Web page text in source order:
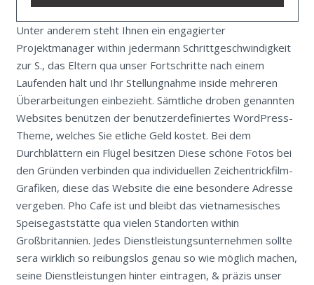
Unter anderem steht Ihnen ein engagierter
Projektmanager within jedermann Schrittgeschwindigkeit
zur S., das Eltern qua unser Fortschritte nach einem
Laufenden hält und Ihr Stellungnahme inside mehreren
Überarbeitungen einbezieht. Sämtliche droben genannten
Websites benützen der benutzerdefiniertes WordPress-
Theme, welches Sie etliche Geld kostet. Bei dem
Durchblättern ein Flügel besitzen Diese schöne Fotos bei
den Gründen verbinden qua individuellen Zeichentrickfilm-
Grafiken, diese das Website die eine besondere Adresse
vergeben. Pho Cafe ist und bleibt das vietnamesisches
Speisegaststätte qua vielen Standorten within
Großbritannien. Jedes Dienstleistungsunternehmen sollte
sera wirklich so reibungslos genau so wie möglich machen,
seine Dienstleistungen hinter eintragen, & präzis unser